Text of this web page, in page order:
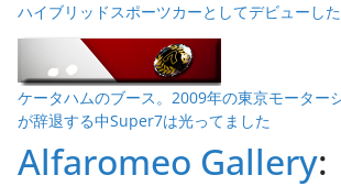
ハイブリッドスポーツカーとしてデビューし
ケータハムのブース。2009年の東京モーター
が辞退する中Super7は光ってました
Alfaromeo Gallery: